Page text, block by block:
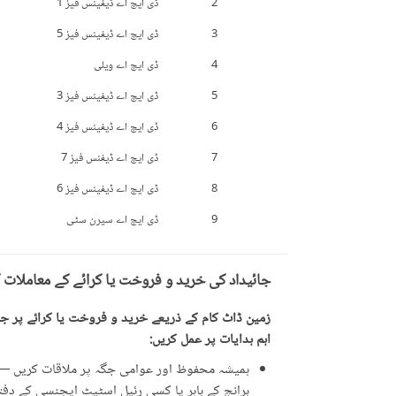
3
ڈی ایچ اے ڈیفینس فیز 5
4
ڈی ایچ اے ویلی
5
ڈی ایچ اے ڈیفینس فیز 3
6
ڈی ایچ اے ڈیفینس فیز 4
7
ڈی ایچ اے ڈیفنس فیز 7
8
ڈی ایچ اے ڈیفینس فیز 6
9
ڈی ایچ اے سیرن سٹی
جائیداد کی خرید و فروخت یا کرائے کے
زمین ڈاٹ کام کے ذریعے خرید و فروخت یا کرائے پر
اہم ہدایات پر عمل کریں:
ہمیشہ محفوظ اور عوامی جگہ پر ملاقات کریں
برانچ کے باہر یا کسی رئیل اسٹیٹ ایجنسی کے